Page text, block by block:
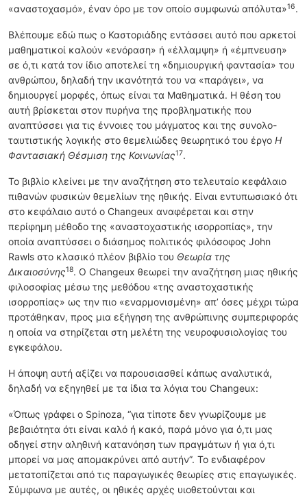
«αναστοχασμό», έναν όρο με τον οποίο συμφωνώ απόλυτα»16.
Βλέπουμε εδώ πως ο Καστοριάδης εντάσσει αυτό που αρκετοί
μαθηματικοί καλούν «ενόραση» ή «έλλαμψη» ή «έμπνευση»
σε ό,τι κατά τον ίδιο αποτελεί τη «δημιουργική φαντασία» του
ανθρώπου, δηλαδή την ικανότητά του να «παράγει», να
δημιουργεί μορφές, όπως είναι τα Μαθηματικά. Η θέση του
αυτή βρίσκεται στον πυρήνα της προβληματικής που
αναπτύσσει για τις έννοιες του μάγματος και της συνολο-
ταυτιστικής λογικής στο θεμελιώδες θεωρητικό του έργο Η
Φαντασιακή Θέσμιση της Κοινωνίας17.
Το βιβλίο κλείνει με την αναζήτηση στο τελευταίο κεφάλαιο
πιθανών φυσικών θεμελίων της ηθικής. Είναι εντυπωσιακό ότι
στο κεφάλαιο αυτό ο Changeux αναφέρεται και στην
περίφημη μέθοδο της «αναστοχαστικής ισορροπίας», την
οποία αναπτύσσει ο διάσημος πολιτικός φιλόσοφος John
Rawls στο κλασικό πλέον βιβλίο του Θεωρία της
Δικαιοσύνης18. Ο Changeux θεωρεί την αναζήτηση μιας ηθικής
φιλοσοφίας μέσω της μεθόδου «της αναστοχαστικής
ισορροπίας» ως την πιο «εναρμονισμένη» απ’ όσες μέχρι τώρα
προτάθηκαν, προς μια εξήγηση της ανθρώπινης συμπεριφοράς
η οποία να στηρίζεται στη μελέτη της νευροφυσιολογίας του
εγκεφάλου.
Η άποψη αυτή αξίζει να παρουσιασθεί κάπως αναλυτικά,
δηλαδή να εξηγηθεί με τα ίδια τα λόγια του Changeux:
«Όπως γράφει ο Spinoza, “για τίποτε δεν γνωρίζουμε με
βεβαιότητα ότι είναι καλό ή κακό, παρά μόνο για ό,τι μας
οδηγεί στην αληθινή κατανόηση των πραγμάτων ή για ό,τι
μπορεί να μας απομακρύνει από αυτήν”. Το ενδιαφέρον
μετατοπίζεται από τις παραγωγικές θεωρίες στις επαγωγικές.
Σύμφωνα με αυτές, οι ηθικές αρχές υιοθετούνται και